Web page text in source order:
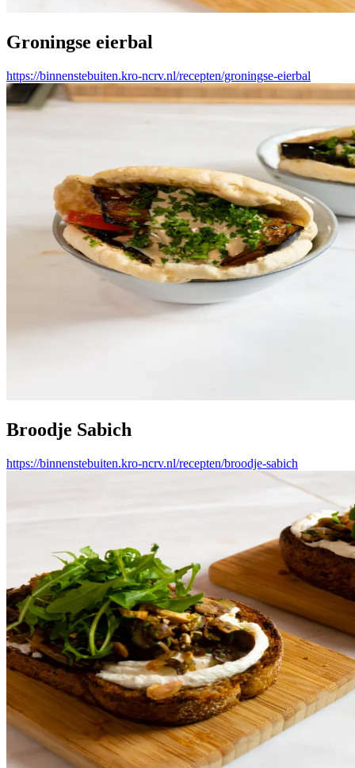
Groningse eierbal
https://binnenstebuiten.kro-ncrv.nl/recepten/groningse-eierbal
Broodje Sabich
https://binnenstebuiten.kro-ncrv.nl/recepten/broodje-sabich